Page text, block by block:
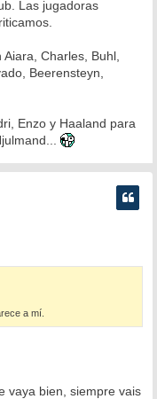
Las jugadoras
Charles, Buhl,
Beerensteyn,
Enzo y Haaland para
a mí.
vaya bien, siempre vais